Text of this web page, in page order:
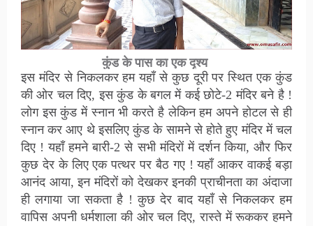
कुंड के पास का एक दृश्य
इस मंदिर से निकलकर हम यहाँ से कुछ दूरी पर स्थित एक कुंड
की ओर चल दिए, इस कुंड के बगल में कई छोटे-2 मंदिर बने है !
लोग इस कुंड में स्नान भी करते है लेकिन हम अपने होटल से ही
स्नान कर आए थे इसलिए कुंड के सामने से होते हुए मंदिर में चल
दिए ! यहाँ हमने बारी-2 से सभी मंदिरों में दर्शन किया, और फिर
कुछ देर के लिए एक पत्थर पर बैठ गए ! यहाँ आकर वाकई बड़ा
आनंद आया, इन मंदिरों को देखकर इनकी प्राचीनता का अंदाजा
ही लगाया जा सकता है ! कुछ देर बाद यहाँ से निकलकर हम
वापिस अपनी धर्मशाला की ओर चल दिए, रास्ते में रूककर हमने